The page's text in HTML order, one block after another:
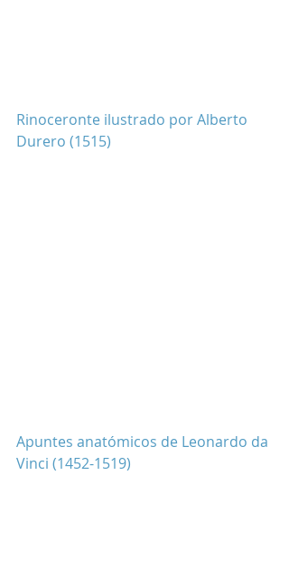
Rinoceronte ilustrado por Alberto
Durero (1515)
Apuntes anatómicos de Leonardo da
Vinci (1452-1519)